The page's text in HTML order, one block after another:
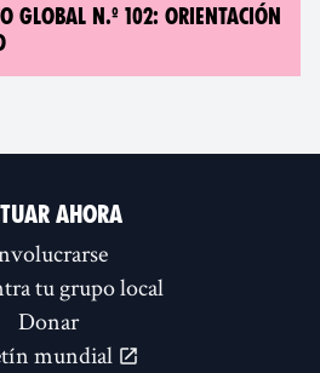
GLOBAL N.º 102: ORIENTACIÓN
AHORA
tu grupo local
Donar
mundial